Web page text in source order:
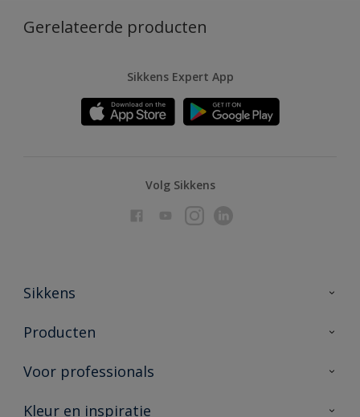
Gerelateerde producten
Sikkens Expert App
Volg Sikkens
Sikkens
Over Sikkens
Duurzaamheid
Producten
Producten voor binnen
Vind je verkooppunt
Voor professionals
Advies & service
Kleur en inspiratie